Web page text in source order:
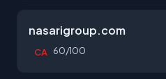
nasarigroup.com
CA 60/100